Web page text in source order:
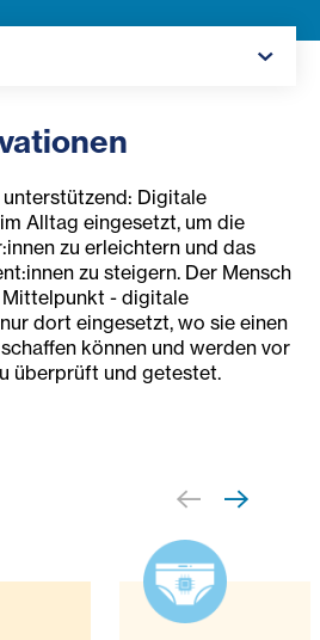
Digitale
Alltag eingesetzt, um die
zu erleichtern und das
zu steigern. Der Mensch
- digitale
dort eingesetzt, wo sie einen
können und werden vor
überprüft und getestet.